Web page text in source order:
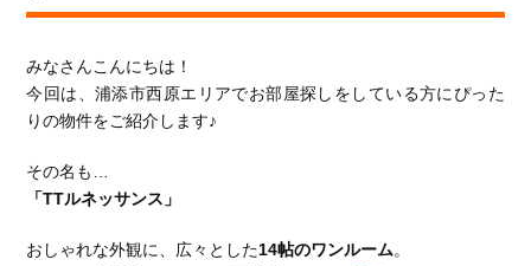
みなさんこんにちは！
今回は、浦添市西原エリアでお部屋探しをしている方にぴった
りの物件をご紹介します♪
その名も…
「TTルネッサンス」
おしゃれな外観に、広々とした14帖のワンルーム。